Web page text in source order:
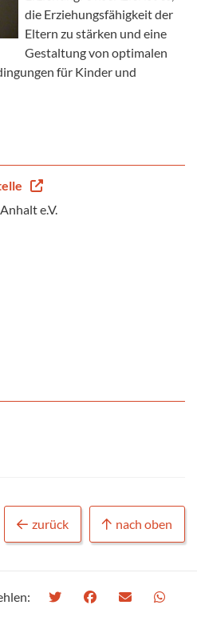
die Erziehungsfähigkeit der
Eltern zu stärken und eine
Gestaltung von optimalen
für Kinder und
e.V.
zurück nach oben